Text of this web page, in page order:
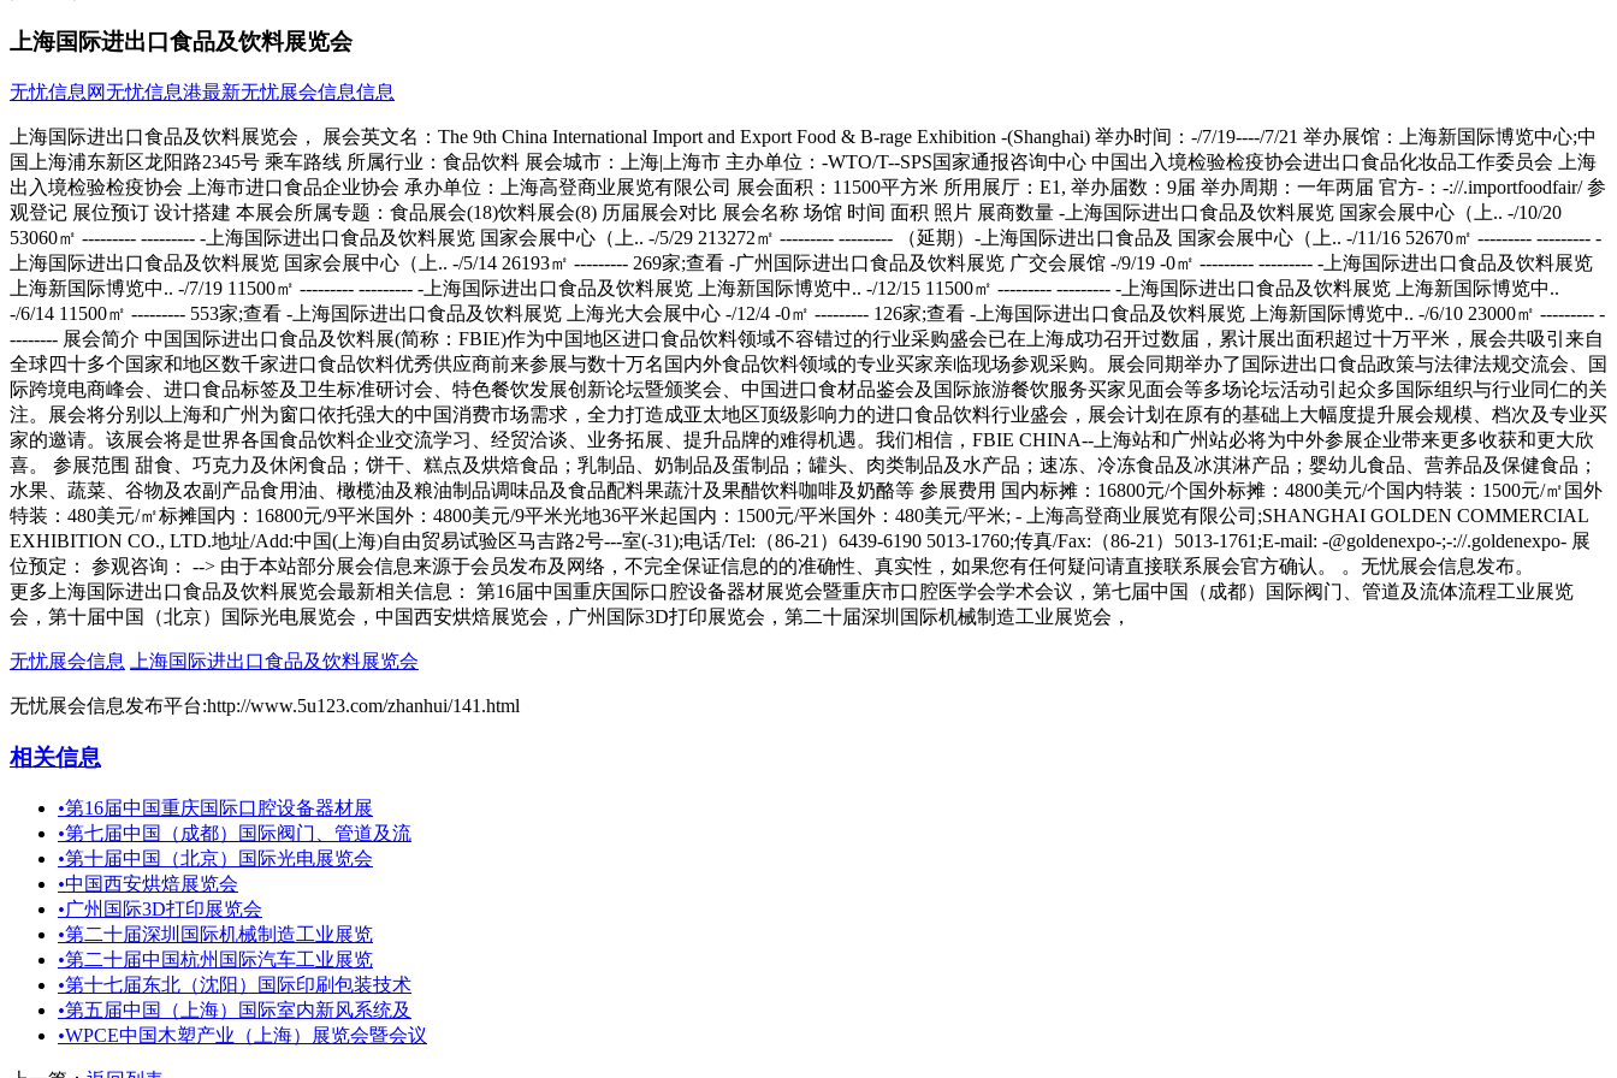
上海国际进出口食品及饮料展览会
无忧信息网无忧信息港最新无忧展会信息信息
上海国际进出口食品及饮料展览会， 展会英文名：The 9th China International Import and Export Food & B-rage Exhibition -(Shanghai) 举办时间：-/7/19----/7/21 举办展馆：上海新国际博览中心;中国上海浦东新区龙阳路2345号 乘车路线 所属行业：食品饮料 展会城市：上海|上海市 主办单位：-WTO/T--SPS国家通报咨询中心 中国出入境检验检疫协会进出口食品化妆品工作委员会 上海出入境检验检疫协会 上海市进口食品企业协会 承办单位：上海高登商业展览有限公司 展会面积：11500平方米 所用展厅：E1, 举办届数：9届 举办周期：一年两届 官方-：-://.importfoodfair/ 参观登记 展位预订 设计搭建 本展会所属专题：食品展会(18)饮料展会(8) 历届展会对比 展会名称 场馆 时间 面积 照片 展商数量 -上海国际进出口食品及饮料展览 国家会展中心（上.. -/10/20 53060㎡ --------- --------- -上海国际进出口食品及饮料展览 国家会展中心（上.. -/5/29 213272㎡ --------- --------- （延期）-上海国际进出口食品及 国家会展中心（上.. -/11/16 52670㎡ --------- --------- -上海国际进出口食品及饮料展览 国家会展中心（上.. -/5/14 26193㎡ --------- 269家;查看 -广州国际进出口食品及饮料展览 广交会展馆 -/9/19 -0㎡ --------- --------- -上海国际进出口食品及饮料展览 上海新国际博览中.. -/7/19 11500㎡ --------- --------- -上海国际进出口食品及饮料展览 上海新国际博览中.. -/12/15 11500㎡ --------- --------- -上海国际进出口食品及饮料展览 上海新国际博览中.. -/6/14 11500㎡ --------- 553家;查看 -上海国际进出口食品及饮料展览 上海光大会展中心 -/12/4 -0㎡ --------- 126家;查看 -上海国际进出口食品及饮料展览 上海新国际博览中.. -/6/10 23000㎡ --------- ---------
更多上海国际进出口食品及饮料展览会最新相关信息： 第16届中国重庆国际口腔设备器材展览会暨重庆市口腔医学会学术会议，第七届中国（成都）国际阀门、管道及流体流程工业展览
会，第十届中国（北京）国际光电展览会，中国西安烘焙展览会，广州国际3D打印展览会，第二十届深圳国际机械制造工业展览会，
无忧展会信息 上海国际进出口食品及饮料展览会
无忧展会信息发布平台:http://www.5u123.com/zhanhui/141.html
相关信息
•第16届中国重庆国际口腔设备器材展
•第七届中国（成都）国际阀门、管道及流
•第十届中国（北京）国际光电展览会
•中国西安烘焙展览会
•广州国际3D打印展览会
•第二十届深圳国际机械制造工业展览
•第二十届中国杭州国际汽车工业展览
•第十七届东北（沈阳）国际印刷包装技术
•第五届中国（上海）国际室内新风系统及
•WPCE中国木塑产业（上海）展览会暨会议